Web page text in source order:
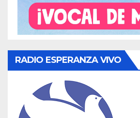
RADIO ESPERANZA VIVO